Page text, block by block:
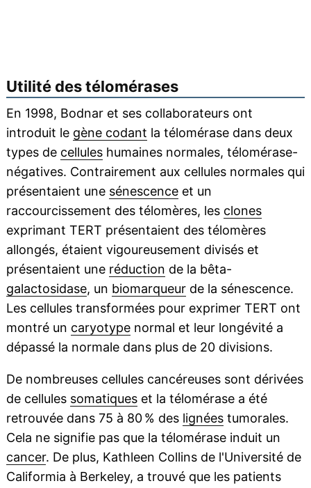
Utilité des télomérases
En 1998, Bodnar et ses collaborateurs ont
introduit le gène codant la télomérase dans deux
types de celluleshumaines normales, télomérase-
négatives. Contrairement aux cellules normales qui
présentaient une sénescenceet un
raccourcissement des télomères, les clones
exprimant TERT présentaient des télomères
allongés, étaient vigoureusement divisés et
présentaient une réduction de la bêta-
galactosidase, un biomarqueurde la sénescence.
Les cellules transformées pour exprimer TERT ont
montré un caryotypenormal et leur longévité a
dépassé la normale dans plus de 20 divisions.
De nombreuses cellules cancéreuses sont dérivées
de cellules somatiqueset la télomérase a été
retrouvée dans 75 à 80 % des lignéestumorales.
Cela ne signifie pas que la télomérase induit un
cancer. De plus, Kathleen Collins de l'Université de
Califormia à Berkeley, a trouvé que les patients